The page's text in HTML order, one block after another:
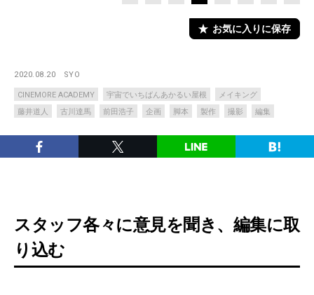
お気に入りに保存
2020.08.20 SYO
CINEMORE ACADEMY 宇宙でいちばんあかるい屋根
メイキング
藤井道人
古川達馬 前田浩子 企画 脚本 製作 撮影 編集
スタッフ各々に意見を聞き、編集に取
り込む